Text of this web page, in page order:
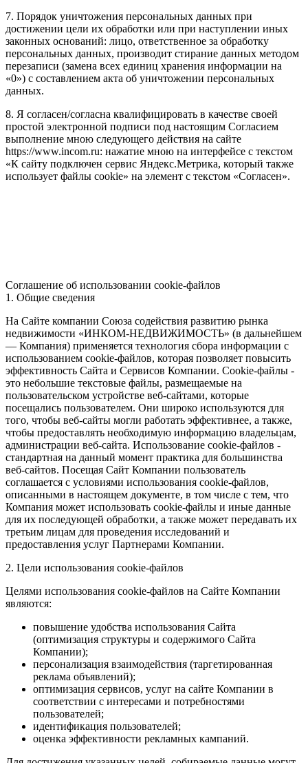
7. Порядок уничтожения персональных данных при
достижении цели их обработки или при наступлении иных
законных оснований: лицо, ответственное за обработку
персональных данных, производит стирание данных методом
перезаписи (замена всех единиц хранения информации на
«0») с составлением акта об уничтожении персональных
данных.
8. Я согласен/согласна квалифицировать в качестве своей
простой электронной подписи под настоящим Согласием
выполнение мною следующего действия на сайте
https://www.incom.ru: нажатие мною на интерфейсе с текстом
«К сайту подключен сервис Яндекс.Метрика, который также
использует файлы cookie» на элемент с текстом «Согласен».
Соглашение об использовании cookie-файлов
1. Общие сведения
На Сайте компании Союза содействия развитию рынка
недвижимости «ИНКОМ-НЕДВИЖИМОСТЬ» (в дальнейшем
— Компания) применяется технология сбора информации с
использованием cookie-файлов, которая позволяет повысить
эффективность Сайта и Сервисов Компании. Сookie-файлы -
это небольшие текстовые файлы, размещаемые на
пользовательском устройстве веб-сайтами, которые
посещались пользователем. Они широко используются для
того, чтобы веб-сайты могли работать эффективнее, а также,
чтобы предоставлять необходимую информацию владельцам,
администрации веб-сайта. Использование cookie-файлов -
стандартная на данный момент практика для большинства
веб-сайтов. Посещая Сайт Компании пользователь
соглашается с условиями использования cookie-файлов,
описанными в настоящем документе, в том числе с тем, что
Компания может использовать cookie-файлы и иные данные
для их последующей обработки, а также может передавать их
третьим лицам для проведения исследований и
предоставления услуг Партнерами Компании.
2. Цели использования cookie-файлов
Целями использования cookie-файлов на Сайте Компании
являются:
повышение удобства использования Сайта
(оптимизация структуры и содержимого Сайта
Компании);
персонализация взаимодействия (таргетированная
реклама объявлений);
оптимизация сервисов, услуг на сайте Компании в
соответствии с интересами и потребностями
пользователей;
идентификация пользователей;
оценка эффективности рекламных кампаний.